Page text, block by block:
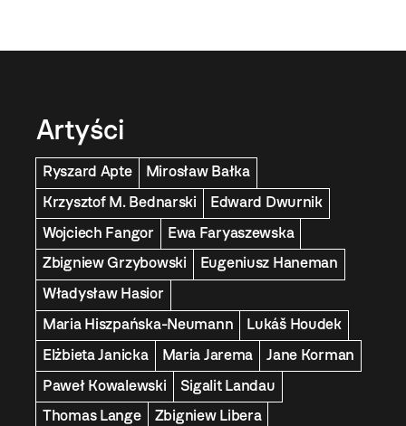
Artyści
Ryszard Apte
Mirosław Bałka
Krzysztof M. Bednarski
Edward Dwurnik
Wojciech Fangor
Ewa Faryaszewska
Zbigniew Grzybowski
Eugeniusz Haneman
Władysław Hasior
Maria Hiszpańska-Neumann
Lukáš Houdek
Elżbieta Janicka
Maria Jarema
Jane Korman
Paweł Kowalewski
Sigalit Landau
Thomas Lange
Zbigniew Libera